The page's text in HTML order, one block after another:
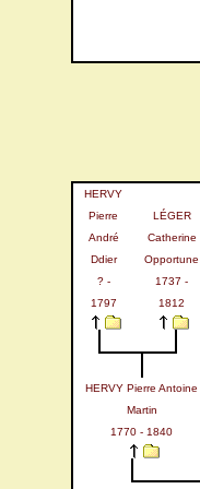
HERVY
Pierre
André
Ddier
? -
1797
LÉGER
Catherine
Opportune
1737 -
1812
HERVY Pierre Antoine
Martin
1770 - 1840